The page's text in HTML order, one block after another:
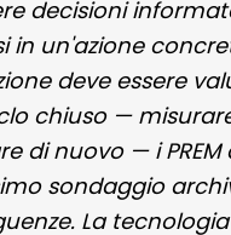
decisioni
in un'azione
deve essere
chiuso —
di nuovo — i
sondaggio
La